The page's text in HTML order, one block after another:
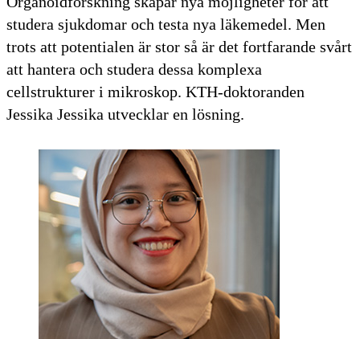
studera sjukdomar och testa nya läkemedel. Men
trots att potentialen är stor så är det fortfarande svårt
att hantera och studera dessa komplexa
cellstrukturer i mikroskop. KTH-doktoranden
Jessika Jessika utvecklar en lösning.